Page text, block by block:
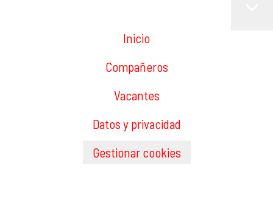
Inicio
Compañeros
Vacantes
Datos y privacidad
Gestionar cookies